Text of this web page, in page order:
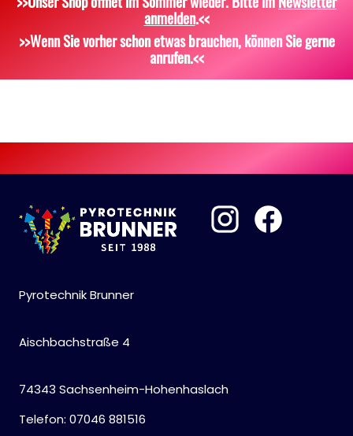
anmelden.<<
>>Wenn Sie vorher schon etwas brauchen, können Sie gerne
anrufen.<<
Pyrotechnik Brunner
Aischbachstraße 4
74343 Sachsenheim-Hohenhaslach
Telefon: 07046 881516